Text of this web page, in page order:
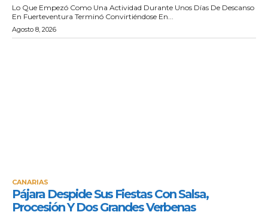
Lo Que Empezó Como Una Actividad Durante Unos Días De Descanso
En Fuerteventura Terminó Convirtiéndose En...
Agosto 8, 2026
CANARIAS
Pájara Despide Sus Fiestas Con Salsa,
Procesión Y Dos Grandes Verbenas